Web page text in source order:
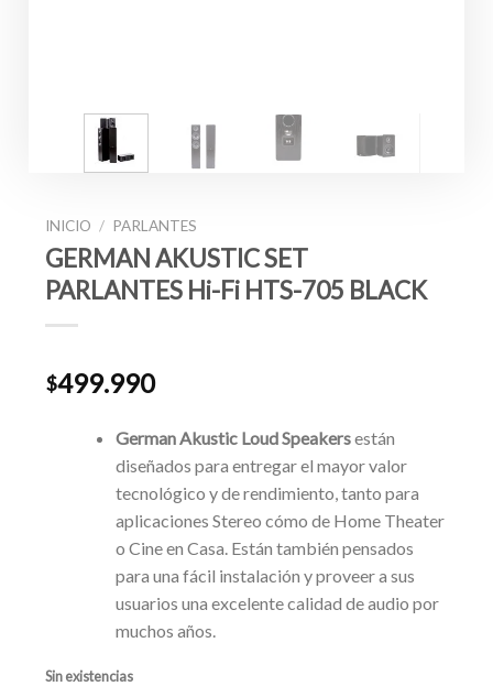
INICIO / PARLANTES
GERMAN AKUSTIC SET
PARLANTES Hi-Fi HTS-705 BLACK
$499.990
German Akustic Loud Speakersestán
diseñados para entregar el mayor valor
tecnológico y de rendimiento, tanto para
aplicaciones Stereo cómo de Home Theater
o Cine en Casa. Están también pensados
para una fácil instalación y proveer a sus
usuarios una excelente calidad de audio por
muchos años.
Sin existencias